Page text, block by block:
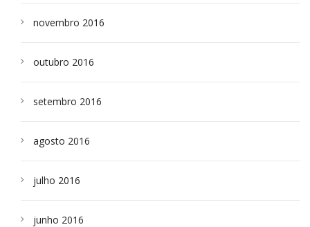
novembro 2016
outubro 2016
setembro 2016
agosto 2016
julho 2016
junho 2016